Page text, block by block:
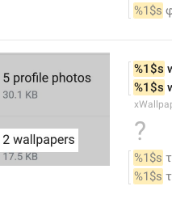
%1$s
%1$s
%1$s
?
%1$s
%1$s